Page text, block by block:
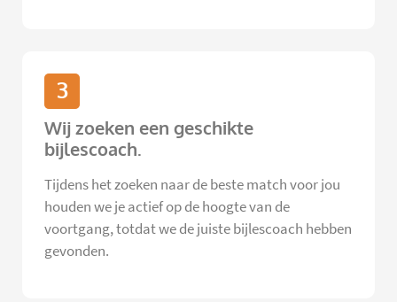
3
Wij zoeken een geschikte
bijlescoach.
Tijdens het zoeken naar de beste match voor jou
houden we je actief op de hoogte van de
voortgang, totdat we de juiste bijlescoach hebben
gevonden.